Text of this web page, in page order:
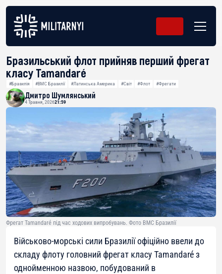
Бразильський флот прийняв перший фрегат
класу Tamandaré
#Бразилія #ВМС Бразилії #Латинська Америка #Світ #Флот #Фрегати
Дмитро Шумлянський
4 Травня, 202621:59
Фрегат Tamandaré під час ходових випробувань. Фото ВМС Бразилії
Військово-морські сили Бразилії офіційно ввели до
складу флоту головний фрегат класу Tamandaré з
однойменною назвою, побудований в